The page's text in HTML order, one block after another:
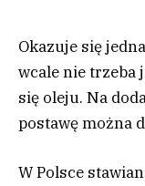
Okazuje się
wcale nie trzeba
się oleju. Na
postawę można
W Polsce